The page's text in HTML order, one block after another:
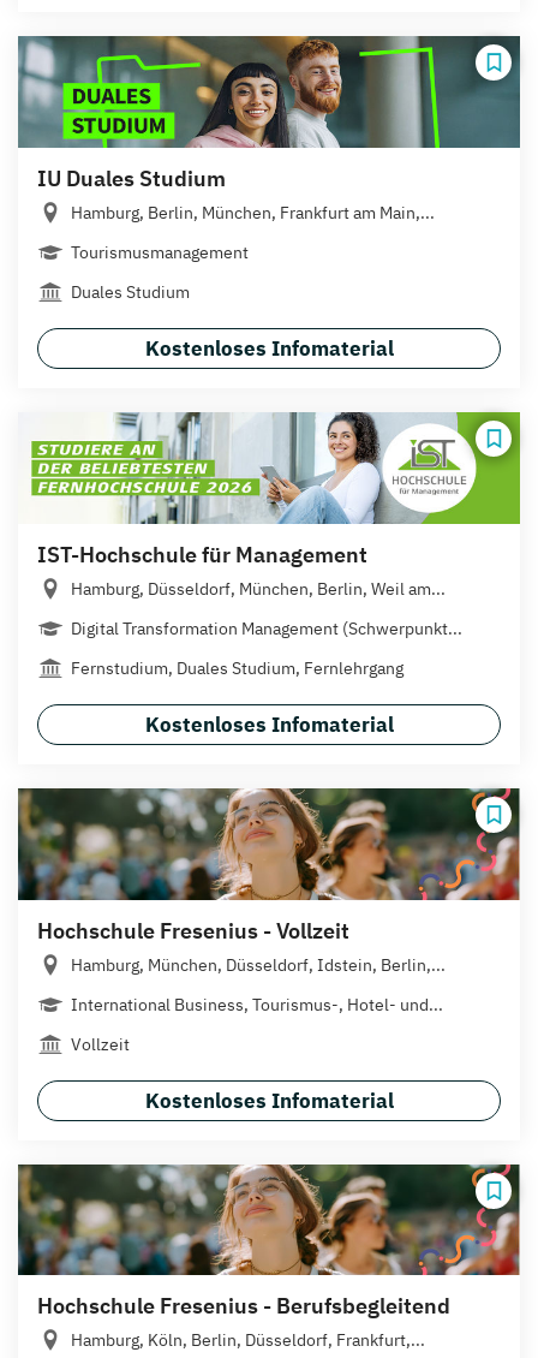
IU Duales Studium
Hamburg, Berlin, München, Frankfurt am Main,...
Tourismusmanagement
Duales Studium
Kostenloses Infomaterial
IST-Hochschule für Management
Hamburg, Düsseldorf, München, Berlin, Weil am...
Digital Transformation Management (Schwerpunkt...
Fernstudium, Duales Studium, Fernlehrgang
Kostenloses Infomaterial
Hochschule Fresenius - Vollzeit
Hamburg, München, Düsseldorf, Idstein, Berlin,...
International Business, Tourismus-, Hotel- und...
Vollzeit
Kostenloses Infomaterial
Hochschule Fresenius - Berufsbegleitend
Hamburg, Köln, Berlin, Düsseldorf, Frankfurt,...